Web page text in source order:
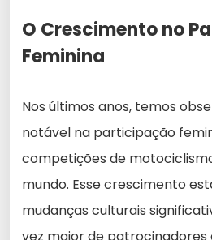
O Crescimento no
Feminina
Nos últimos anos, temos
notável na participação
competições de
mundo. Esse crescimento
mudanças culturais